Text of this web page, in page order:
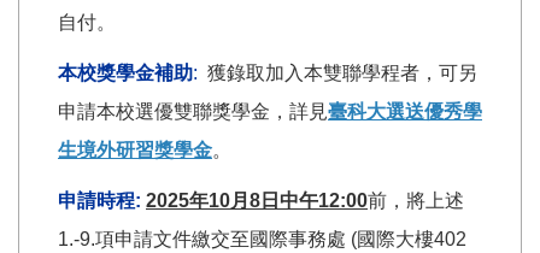
自付。
本校獎學金補助: 獲錄取加入本雙聯學程者，可另
申請本校選優雙聯獎學金，詳見臺科大選送優秀學
生境外研習獎學金。
申請時程: 2025年10月8日中午12:00前，將上述
1.-9.項申請文件繳交至國際事務處 (國際大樓402